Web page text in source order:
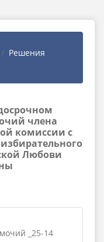
Решения
члена
комиссии с
Любови
_25-14